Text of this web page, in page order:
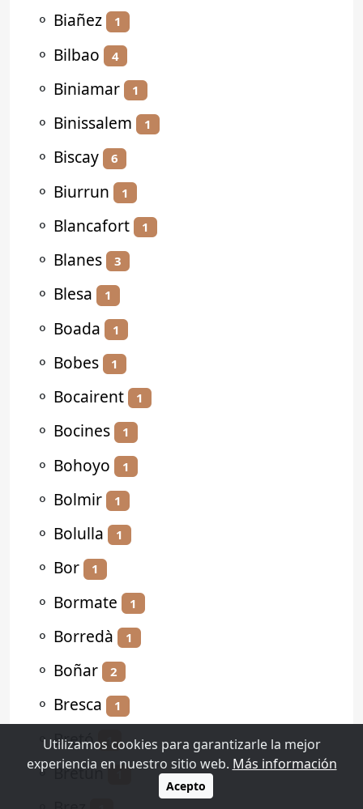
⚬ Biañez 1
⚬ Bilbao 4
⚬ Biniamar 1
⚬ Binissalem 1
⚬ Biscay 6
⚬ Biurrun 1
⚬ Blancafort 1
⚬ Blanes 3
⚬ Blesa 1
⚬ Boada 1
⚬ Bobes 1
⚬ Bocairent 1
⚬ Bocines 1
⚬ Bohoyo 1
⚬ Bolmir 1
⚬ Bolulla 1
⚬ Bor 1
⚬ Bormate 1
⚬ Borredà 1
⚬ Boñar 2
⚬ Bresca 1
⚬Bretó 1
⚬Bretún 1
Utilizamos cookies para garantizarle la mejor
experiencia en nuestro sitio web. Más información
Acepto